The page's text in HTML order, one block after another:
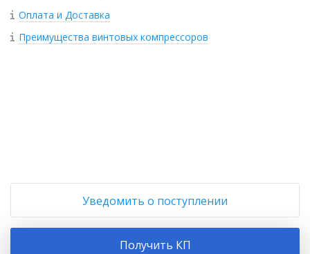
Оплата и Доставка
Преимущества винтовых компрессоров
Уведомить о поступлении
Получить КП